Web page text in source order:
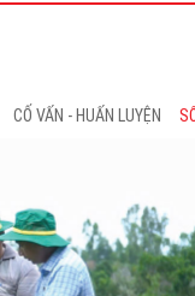
CỐ VẤN - HUẤN LUYỆN